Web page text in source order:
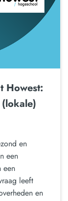
Howest:
en
een
een
leeft
en